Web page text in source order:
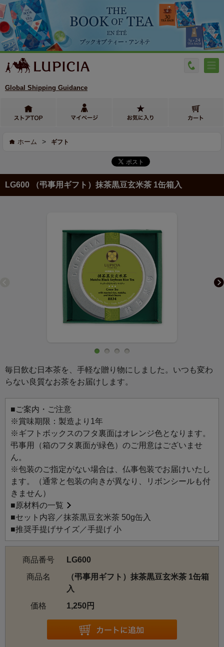
Global Shipping Guidance
ホーム > ギフト
LG600 （弔事用ギフト）抹茶黒豆玄米茶 1缶箱入
毎日飲む日本茶を、手軽な贈り物にしました。いつも変わ
らない良質なお茶をお届けします。
■ご案内・ご注意
※賞味期限：製造より1年
※ギフトボックスのフタ裏面はオレンジ色となります。
弔事用（箱のフタ裏面が緑色）のご用意はございませ
ん。
※包装のご指定がない場合は、仏事包装でお届けいたし
ます。（通常と包装の向きが異なり、リボンシールも付
きません）
■原材料の一覧
■セット内容／抹茶黒豆玄米茶 50g缶入
■推奨手提げサイズ／手提げ 小
商品番号
LG600
商品名
（弔事用ギフト）抹茶黒豆玄米茶 1缶箱
入
価格
1,250円